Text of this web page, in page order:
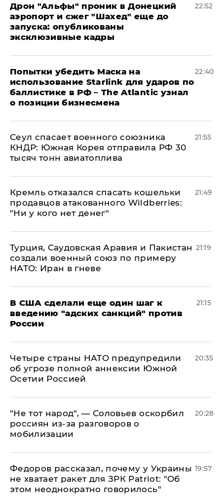
Дрон "Альфы" проник в Донецкий
аэропорт и сжег "Шахед" еще до
запуска: опубликованы
эксклюзивные кадры
22:52
Попытки убедить Маска на
использование Starlink для ударов по
баллистике в РФ – The Atlantic узнал
о позиции бизнесмена
22:40
​Сеул спасает военного союзника
КНДР: Южная Корея отправила РФ 30
тысяч тонн авиатоплива
21:55
Кремль отказался спасать кошельки
продавцов атакованного Wildberries:
"Ни у кого нет денег"
21:49
Турция, Саудовская Аравия и Пакистан
создали военный союз по примеру
НАТО: Иран в гневе
21:19
В США сделали еще один шаг к
введению "адских санкций" против
России
21:15
Четыре страны НАТО предупредили
об угрозе полной аннексии Южной
Осетии Россией
20:35
​"Не тот народ", — Соловьев оскорбил
россиян из-за разговоров о
мобилизации
20:28
Федоров рассказал, почему у Украины
не хватает ракет для ЗРК Patriot: "Об
этом неоднократно говорилось"
19:57